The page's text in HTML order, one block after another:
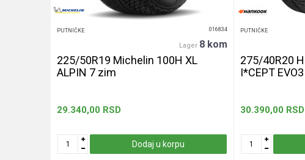
PUTNIČKE 016834
Lager 8 kom
225/50R19 Michelin 100H XL
ALPIN 7 zim
29.340,00 RSD
Dodaj u korpu
PUTNIČKE
275/40R20
I*CEPT
30.390,00 RSD